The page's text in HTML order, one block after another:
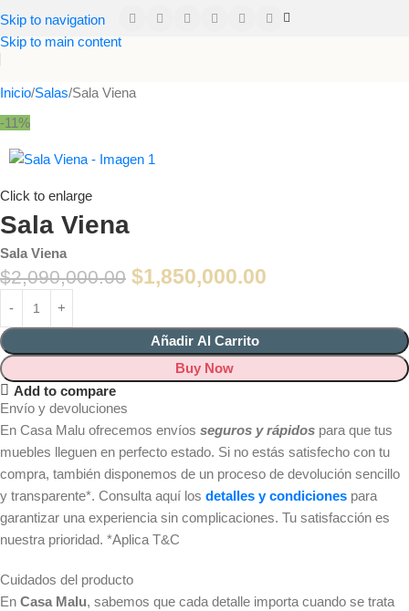
Skip to navigation
Skip to main content
Inicio Salas Sala Viena
-11%
Click to enlarge
Sala Viena
Sala Viena
$2,090,000.00 $1,850,000.00
Añadir Al Carrito
Buy Now
Add to compare
Envío y devoluciones
En Casa Malu ofrecemos envíos seguros y rápidos para que tus
muebles lleguen en perfecto estado. Si no estás satisfecho con tu
compra, también disponemos de un proceso de devolución sencillo
y transparente*. Consulta aquí los detalles y condiciones para
garantizar una experiencia sin complicaciones. Tu satisfacción es
nuestra prioridad. *Aplica T&C
Cuidados del producto
En Casa Malu, sabemos que cada detalle importa cuando se trata